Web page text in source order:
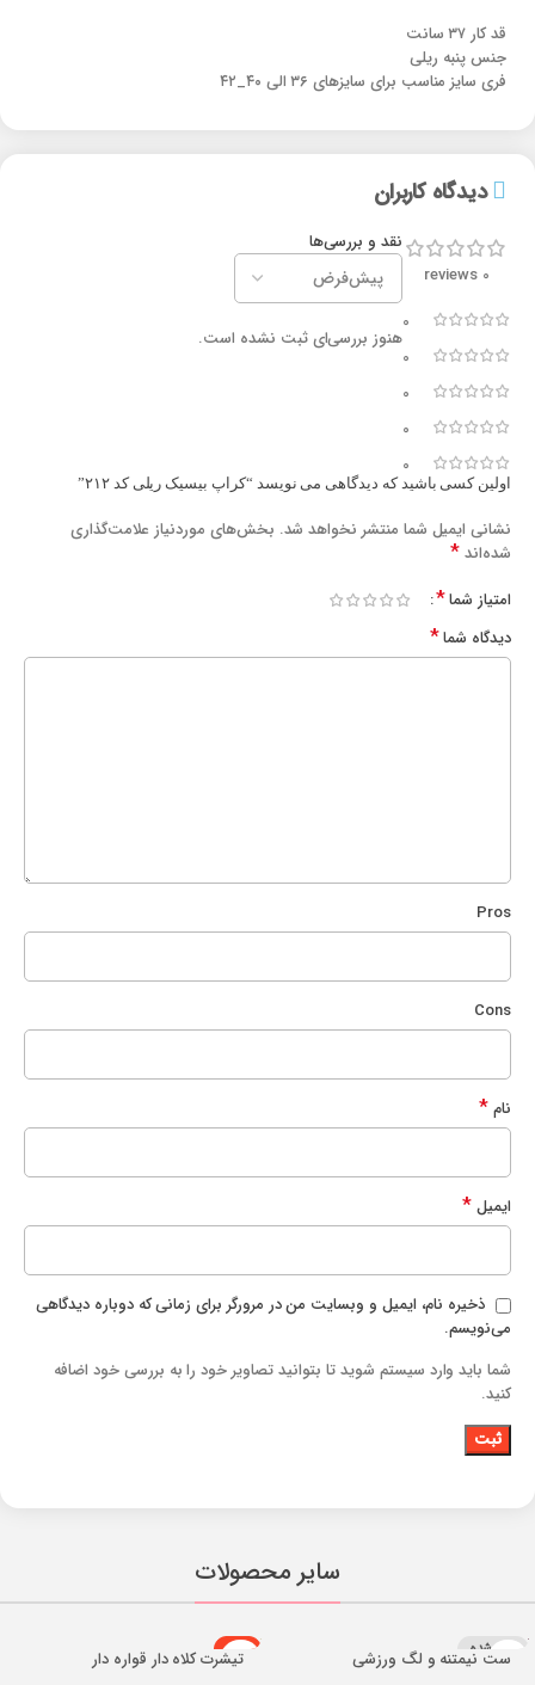
قد کار ۳۷ سانت
جنس پنبه ریلی
فری سایز مناسب برای سایزهای ۳۶ الی ۴۰_۴۲
دیدگاه کاربران
0 reviews
0
0
0
0
0
نقد و بررسی‌ها
هنوز بررسی‌ای ثبت نشده است.
اولین کسی باشید که دیدگاهی می نویسد “کراپ بیسیک ریلی کد ۲۱۲”
نشانی ایمیل شما منتشر نخواهد شد. بخش‌های موردنیاز علامت‌گذاری
شده‌اند*
امتیاز شما*
دیدگاه شما*
Pros
Cons
نام*
ایمیل*
ذخیره نام، ایمیل و وبسایت من در مرورگر برای زمانی که دوباره دیدگاهی
می‌نویسم.
شما باید وارد سیستم شوید تا بتوانید تصاویر خود را به بررسی خود اضافه
کنید.
سایر محصولات
تمام شده
ست نیمتنه و لگ ورزشی
-11%
تیشرت کلاه دار قواره دار